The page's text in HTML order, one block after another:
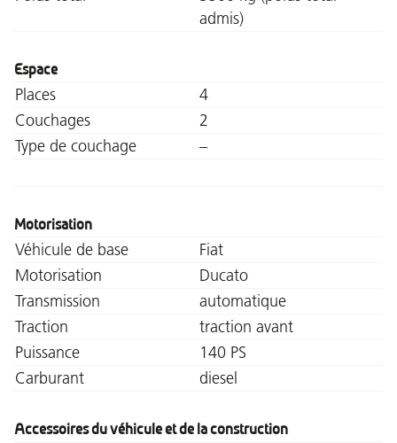
admis)
Espace
Places
4
Couchages
2
Type de couchage
–
Motorisation
Véhicule de base
Fiat
Motorisation
Ducato
Transmission
automatique
Traction
traction avant
Puissance
140 PS
Carburant
diesel
Accessoires du véhicule et de la construction